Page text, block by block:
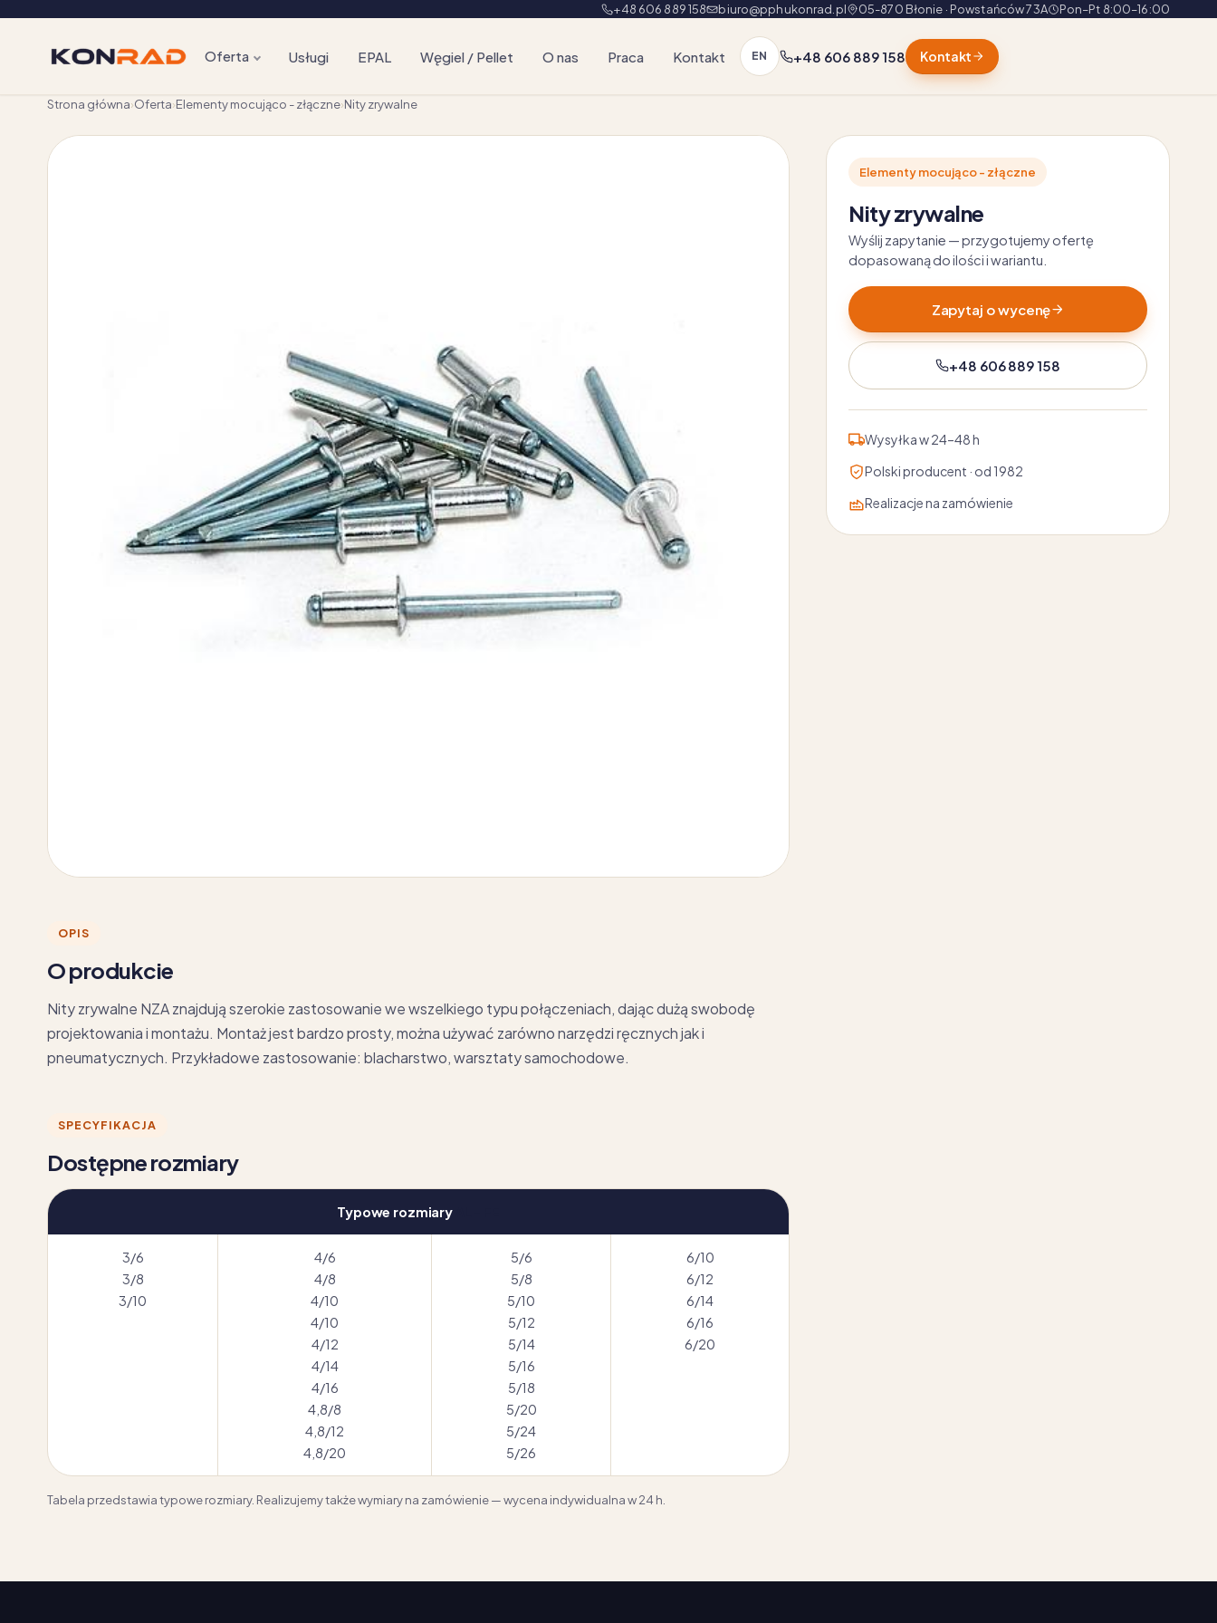
+48 606 889 158 biuro@pphukonrad.pl 05-870 Błonie · Powstańców 73A Pon–Pt 8:00–16:00
Oferta Usługi EPAL Węgiel / Pellet O nas Praca Kontakt EN +48 606 889 158 Kontakt
Strona główna›Oferta›Elementy mocująco - złączne›Nity zrywalne
OPIS
O produkcie
Nity zrywalne NZA znajdują szerokie zastosowanie we wszelkiego typu połączeniach, dając dużą swobodę
projektowania i montażu. Montaż jest bardzo prosty, można używać zarówno narzędzi ręcznych jak i
pneumatycznych. Przykładowe zastosowanie: blacharstwo, warsztaty samochodowe.
SPECYFIKACJA
Dostępne rozmiary
Typowe rozmiary
3/6
3/8
3/10
4/6
4/8
4/10
4/10
4/12
4/14
4/16
4,8/8
4,8/12
4,8/20
5/6
5/8
5/10
5/12
5/14
5/16
5/18
5/20
5/24
5/26
6/10
6/12
6/14
6/16
6/20
Tabela przedstawia typowe rozmiary. Realizujemy także wymiary na zamówienie — wycena indywidualna w 24 h.
Elementy mocująco - złączne
Nity zrywalne
Wyślij zapytanie — przygotujemy ofertę
dopasowaną do ilości i wariantu.
Zapytaj o wycenę
+48 606 889 158
Wysyłka w 24–48 h
Polski producent · od 1982
Realizacje na zamówienie